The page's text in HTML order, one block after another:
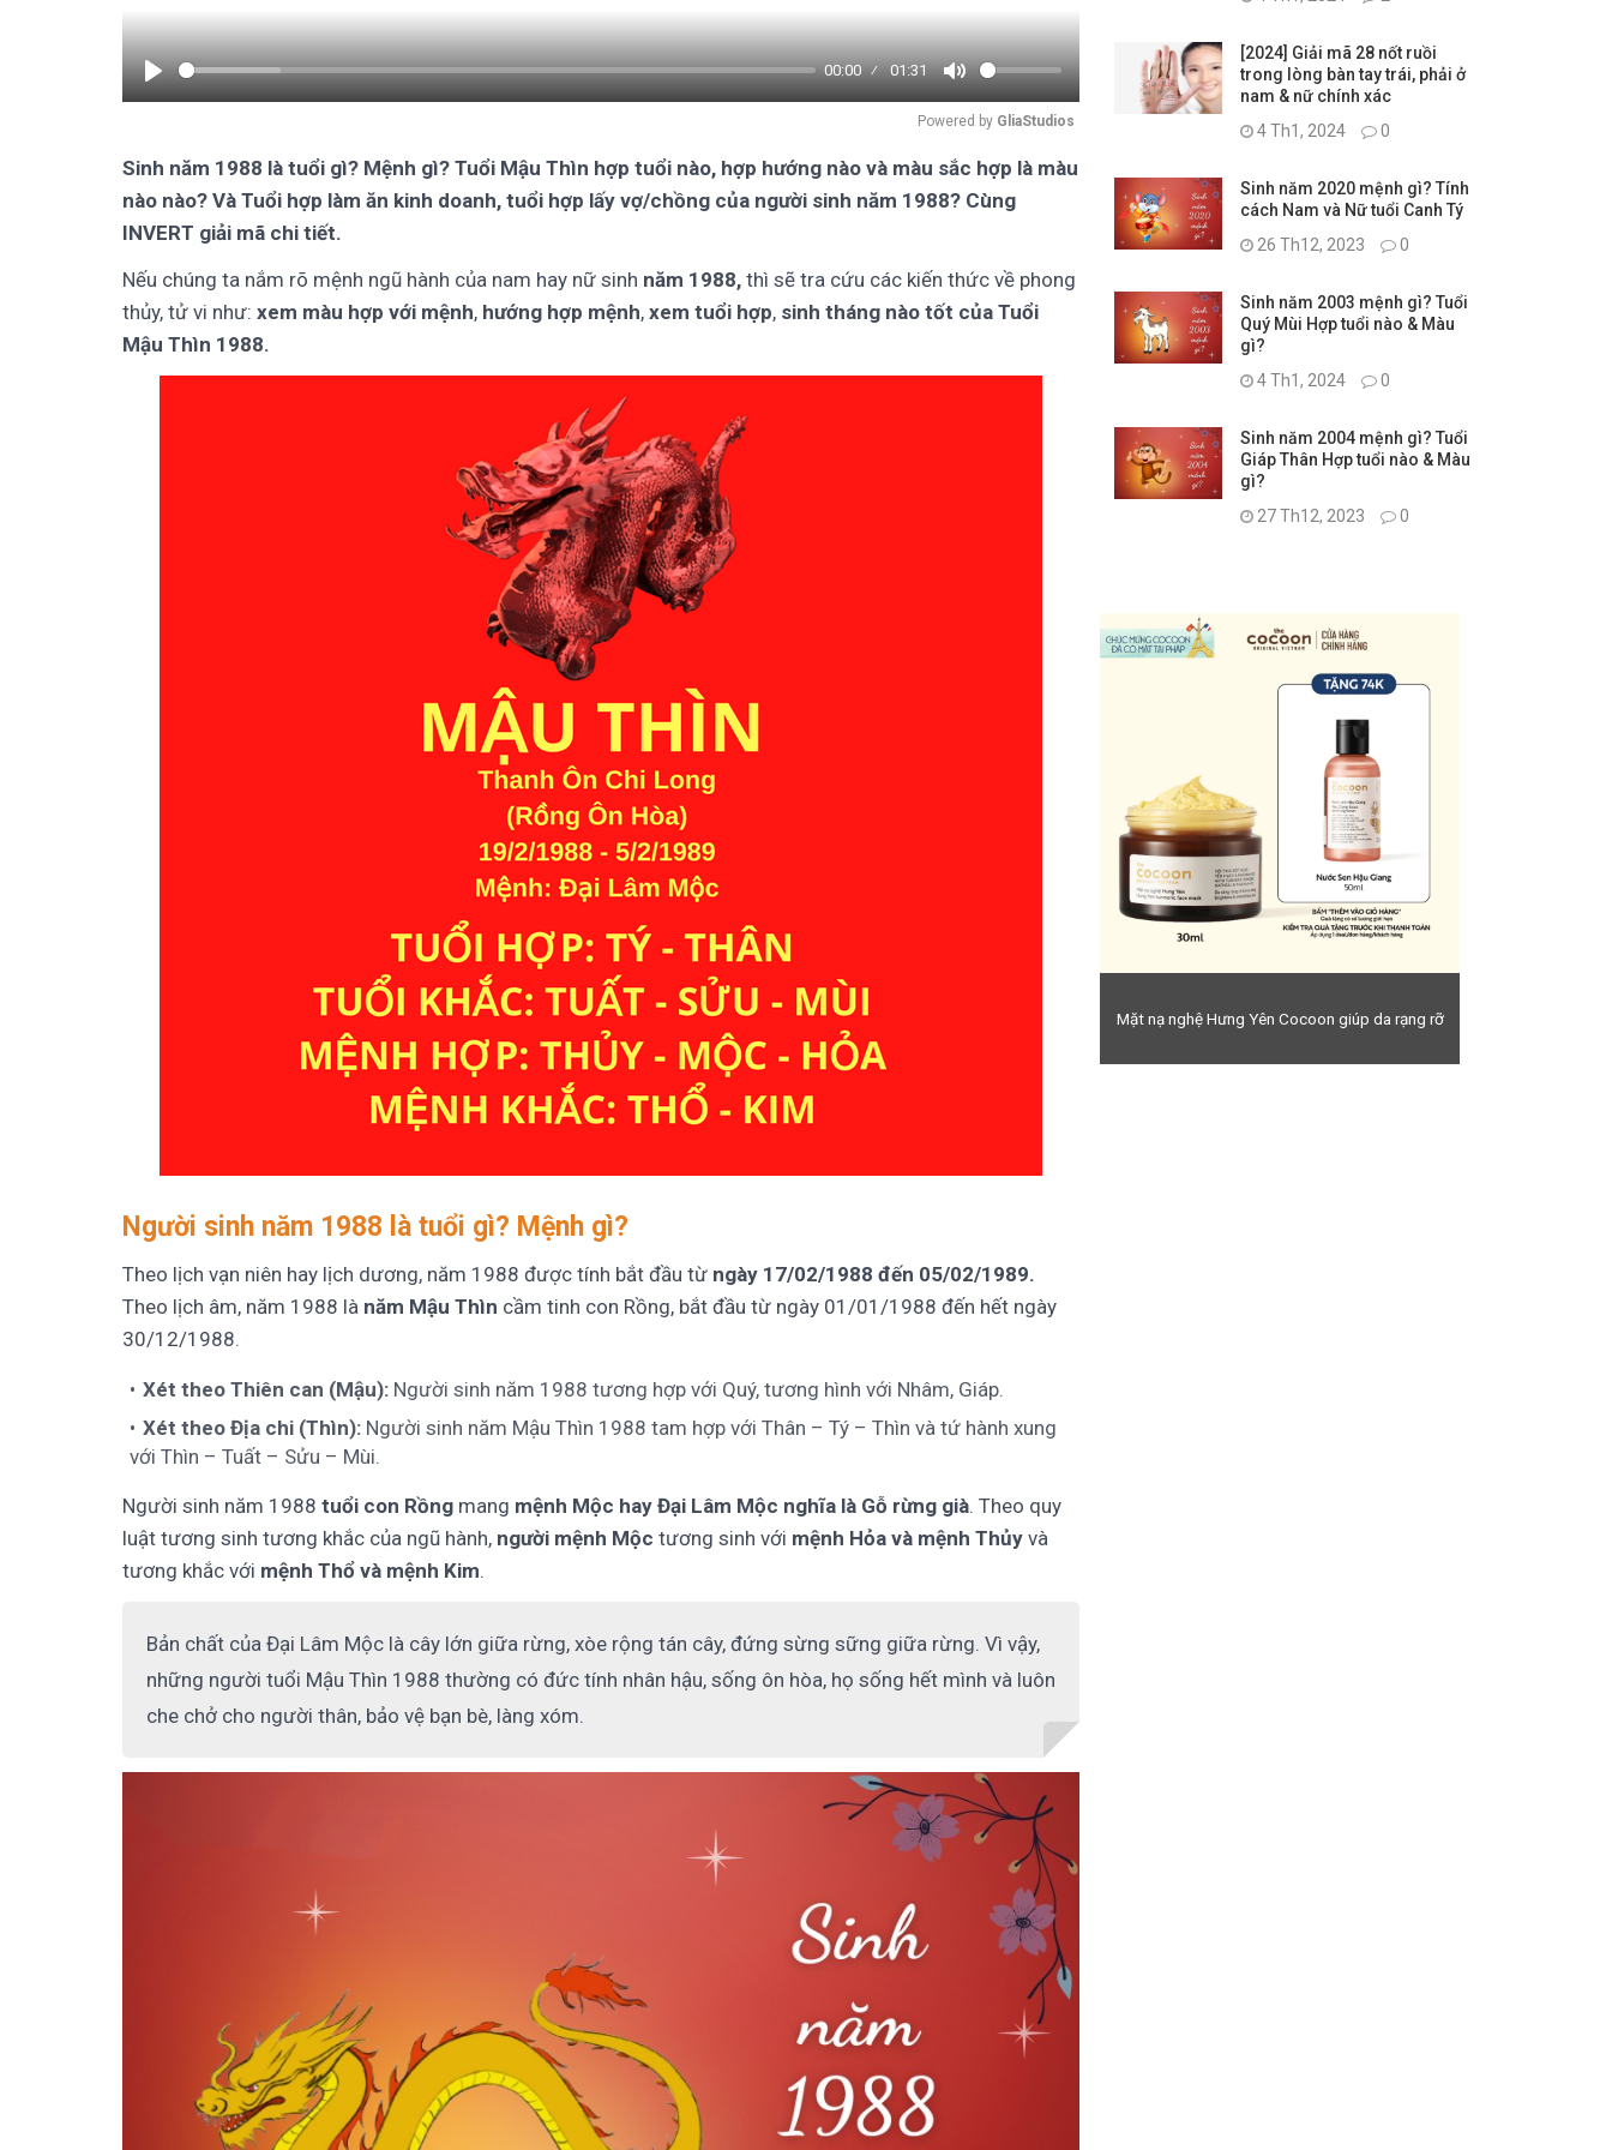
Play
00:00 01:31
Mute
Powered by GliaStudios
Sinh năm 1988 là tuổi gì? Mệnh gì? Tuổi Mậu Thìn hợp tuổi nào, hợp hướng nào và màu sắc hợp là màu
nào nào? Và Tuổi hợp làm ăn kinh doanh, tuổi hợp lấy vợ/chồng của người sinh năm 1988? Cùng
INVERT giải mã chi tiết.
Nếu chúng ta nắm rõ mệnh ngũ hành của nam hay nữ sinh năm 1988, thì sẽ tra cứu các kiến thức về phong
thủy, tử vi như: xem màu hợp với mệnh, hướng hợp mệnh, xem tuổi hợp, sinh tháng nào tốt của Tuổi
Mậu Thìn 1988.
Người sinh năm 1988 là tuổi gì? Mệnh gì?
Theo lịch vạn niên hay lịch dương, năm 1988 được tính bắt đầu từ ngày 17/02/1988 đến 05/02/1989.
Theo lịch âm, năm 1988 là năm Mậu Thìn cầm tinh con Rồng, bắt đầu từ ngày 01/01/1988 đến hết ngày
30/12/1988.
Xét theo Thiên can (Mậu): Người sinh năm 1988 tương hợp với Quý, tương hình với Nhâm, Giáp.
Xét theo Địa chi (Thìn): Người sinh năm Mậu Thìn 1988 tam hợp với Thân – Tý – Thìn và tứ hành xung
với Thìn – Tuất – Sửu – Mùi.
Người sinh năm 1988 tuổi con Rồng mang mệnh Mộc hay Đại Lâm Mộc nghĩa là Gỗ rừng già. Theo quy
luật tương sinh tương khắc của ngũ hành, người mệnh Mộc tương sinh với mệnh Hỏa và mệnh Thủy và
tương khắc với mệnh Thổ và mệnh Kim.
Bản chất của Đại Lâm Mộc là cây lớn giữa rừng, xòe rộng tán cây, đứng sừng sững giữa rừng. Vì vậy,
những người tuổi Mậu Thìn 1988 thường có đức tính nhân hậu, sống ôn hòa, họ sống hết mình và luôn
che chở cho người thân, bảo vệ bạn bè, làng xóm.
[2024] Giải mã 28 nốt ruồi
trong lòng bàn tay trái, phải ở
nam & nữ chính xác
4 Th1, 2024
0
Sinh năm 2020 mệnh gì? Tính
cách Nam và Nữ tuổi Canh Tý
26 Th12, 2023
0
Sinh năm 2003 mệnh gì? Tuổi
Quý Mùi Hợp tuổi nào & Màu
gì?
4 Th1, 2024
0
Sinh năm 2004 mệnh gì? Tuổi
Giáp Thân Hợp tuổi nào & Màu
gì?
27 Th12, 2023
0
Mặt nạ nghệ Hưng Yên Cocoon giúp da rạng rỡ